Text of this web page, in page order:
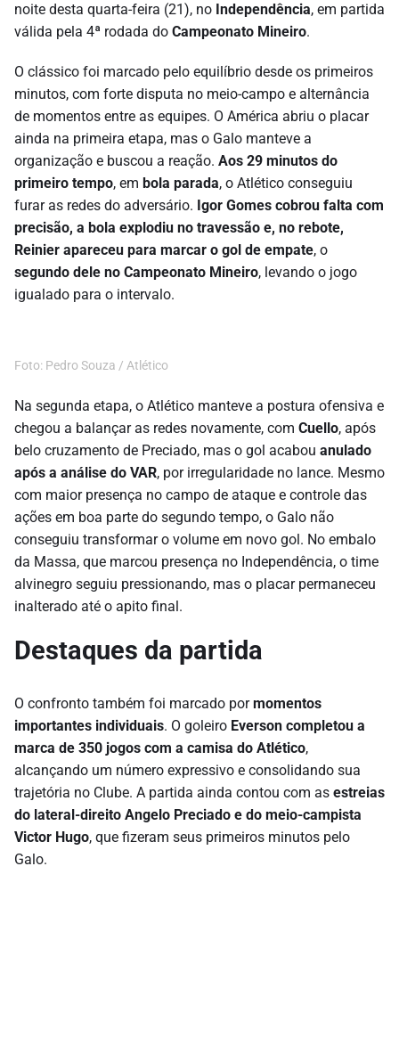
noite desta quarta-feira (21), no Independência, em partida
válida pela 4ª rodada do Campeonato Mineiro.
O clássico foi marcado pelo equilíbrio desde os primeiros
minutos, com forte disputa no meio-campo e alternância
de momentos entre as equipes. O América abriu o placar
ainda na primeira etapa, mas o Galo manteve a
organização e buscou a reação. Aos 29 minutos do
primeiro tempo, em bola parada, o Atlético conseguiu
furar as redes do adversário. Igor Gomes cobrou falta com
precisão, a bola explodiu no travessão e, no rebote,
Reinier apareceu para marcar o gol de empate, o
segundo dele no Campeonato Mineiro, levando o jogo
igualado para o intervalo.
Foto: Pedro Souza / Atlético
Na segunda etapa, o Atlético manteve a postura ofensiva e
chegou a balançar as redes novamente, com Cuello, após
belo cruzamento de Preciado, mas o gol acabou anulado
após a análise do VAR, por irregularidade no lance. Mesmo
com maior presença no campo de ataque e controle das
ações em boa parte do segundo tempo, o Galo não
conseguiu transformar o volume em novo gol. No embalo
da Massa, que marcou presença no Independência, o time
alvinegro seguiu pressionando, mas o placar permaneceu
inalterado até o apito final.
Destaques da partida
O confronto também foi marcado pormomentos
importantes individuais. O goleiro Everson completou a
marca de 350 jogos com a camisa do Atlético,
alcançando um número expressivo e consolidando sua
trajetória no Clube. A partida ainda contou com as estreias
do lateral-direito Angelo Preciado e do meio-campista
Victor Hugo, que fizeram seus primeiros minutos pelo
Galo.